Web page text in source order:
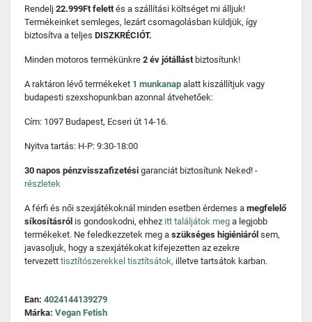
Rendelj 22.999Ft felettés a szállítási költséget mi álljuk!
Termékeinket semleges, lezárt csomagolásban küldjük, így
biztosítva a teljes DISZKRÉCIÓT.
Minden motoros termékünkre 2 év jótállást biztosítunk!
A raktáron lévő termékeket 1 munkanap alatt kiszállítjuk vagy
budapesti szexshopunkban azonnal átvehetőek:
Cím: 1097 Budapest, Ecseri út 14-16.
Nyitva tartás: H-P: 9:30-18:00
30 napos pénzvisszafizetési garanciát biztosítunk Neked! -
részletek
A férfi és női szexjátékoknál minden esetben érdemes a megfelelő
síkosításról is gondoskodni, ehhez itt találjátok meg a legjobb
termékeket. Ne feledkezzetek meg a szükséges higiéniáról sem,
javasoljuk, hogy a szexjátékokat kifejezetten az ezekre
tervezett tisztítószerekkel tisztítsátok, illetve tartsátok karban.
Ean: 4024144139279
Márka: Vegan Fetish